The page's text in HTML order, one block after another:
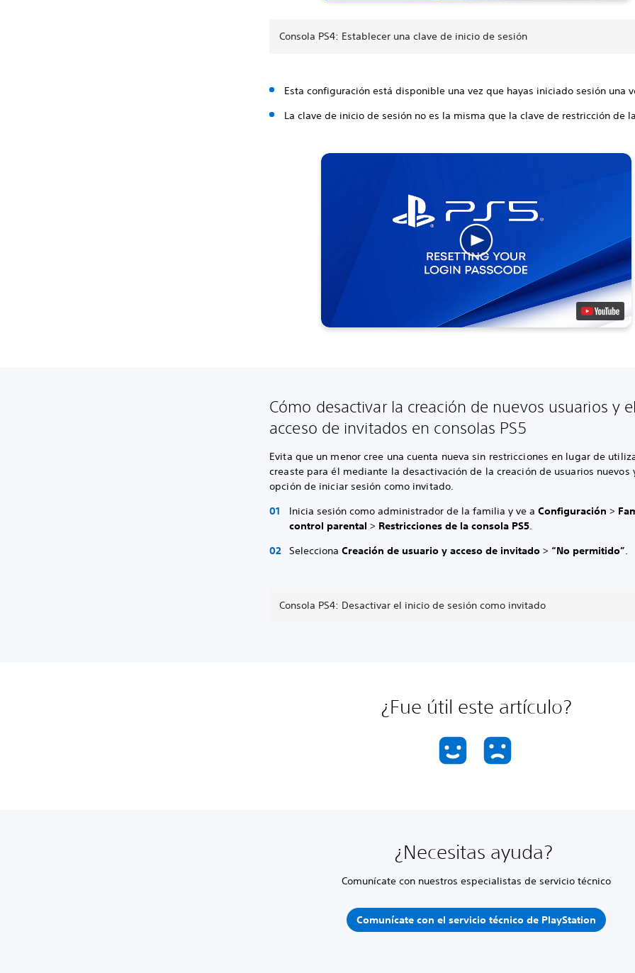
Consola PS4: Establecer una clave de inicio de sesión
Esta configuración está disponible una vez que hayas iniciado sesión una
La clave de inicio de sesión no es la misma que la clave de restricción de
Cómo desactivar la creación de nuevos usuarios y el
acceso de invitados en consolas PS5
Evita que un menor cree una cuenta nueva sin restricciones en lugar de
creaste para él mediante la desactivación de la creación de usuarios nuevos
opción de iniciar sesión como invitado.
Inicia sesión como administrador de la familia y ve aConfiguración>
control parental> Restricciones de la consola PS5.
SeleccionaCreación de usuario y acceso de invitado> “No permitido”.
Consola PS4: Desactivar el inicio de sesión como invitado
¿Fue útil este artículo?
¿Necesitas ayuda?
Comunícate con nuestros especialistas de servicio técnico
Comunícate con el servicio técnico de PlayStation